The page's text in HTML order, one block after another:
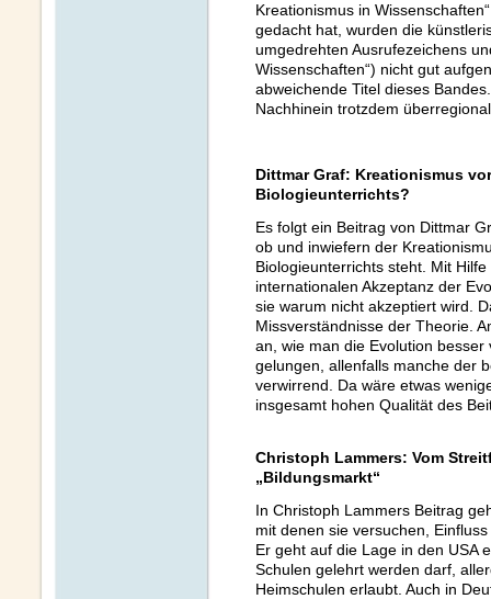
Kreationismus in
gedacht hat, wurden die
umgedrehten Ausrufezeichens
Wissenschaften“) nicht gut
abweichende Titel dieses
Nachhinein trotzdem
Dittmar Graf: Kreationismus
Biologieunterrichts?
Es folgt ein Beitrag von Dittmar
ob und inwiefern der
Biologieunterrichts steht. Mit
internationalen Akzeptanz der
sie warum nicht akzeptiert wird.
Missverständnisse der Theorie.
an, wie man die Evolution
gelungen, allenfalls manche der
verwirrend. Da wäre etwas
insgesamt hohen Qualität des
Christoph Lammers: Vom
„Bildungsmarkt“
In Christoph Lammers Beitrag
mit denen sie versuchen,
Er geht auf die Lage in den USA
Schulen gelehrt werden darf,
Heimschulen erlaubt. Auch in